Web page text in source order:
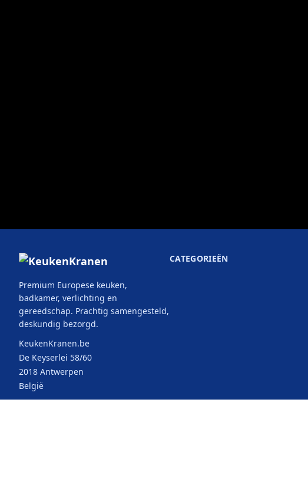
Premium Europese keuken,
badkamer, verlichting en
gereedschap. Prachtig samengesteld,
deskundig bezorgd.
KeukenKranen.be
De Keyserlei 58/60
2018 Antwerpen
België
CATEGORIEËN